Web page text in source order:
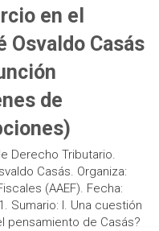
en el
Osvaldo Casás
de
Derecho Tributario.
Casás. Organiza:
(AAEF). Fecha:
Sumario: I. Una cuestión
pensamiento de Casás?